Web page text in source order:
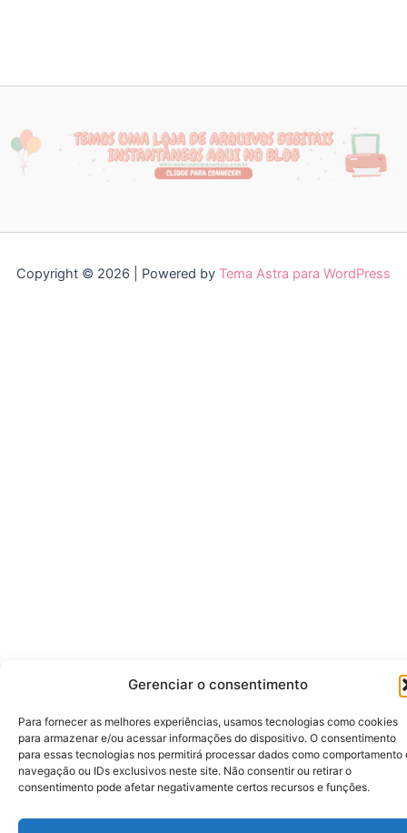
Gerenciar o consentimento
Para fornecer as melhores experiências, usamos tecnologias como cookies
para armazenar e/ou acessar informações do dispositivo. O consentimento
para essas tecnologias nos permitirá processar dados como comportamento
navegação ou IDs exclusivos neste site. Não consentir ou retirar o
consentimento pode afetar negativamente certos recursos e funções.
Copyright © 2026 | Powered by Tema Astra para WordPress